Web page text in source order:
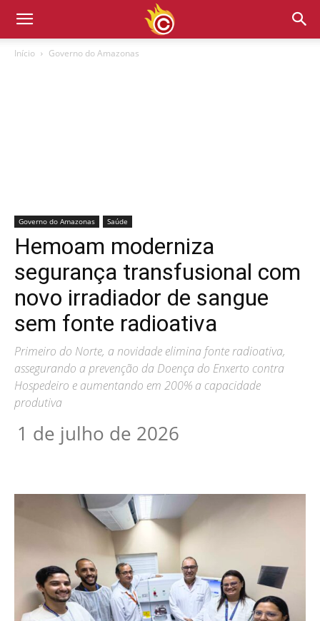
Início Governo do Amazonas
Governo do Amazonas Saúde
Hemoam moderniza
segurança transfusional com
novo irradiador de sangue
sem fonte radioativa
Primeiro do Norte, a novidade elimina fonte radioativa,
assegurando a prevenção da Doença do Enxerto contra
Hospedeiro e aumentando em 200% a capacidade
produtiva
1 de julho de 2026